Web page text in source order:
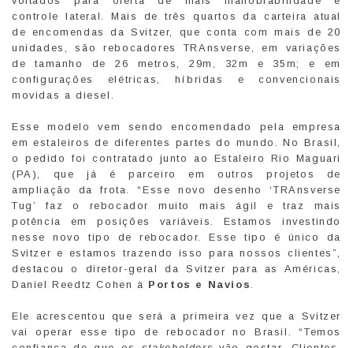
controle lateral. Mais de três quartos da carteira atual
de encomendas da Svitzer, que conta com mais de 20
unidades, são rebocadores TRAnsverse, em variações
de tamanho de 26 metros, 29m, 32m e 35m; e em
configurações elétricas, híbridas e convencionais
movidas a diesel.
Esse modelo vem sendo encomendado pela empresa
em estaleiros de diferentes partes do mundo. No Brasil,
o pedido foi contratado junto ao Estaleiro Rio Maguari
(PA), que já é parceiro em outros projetos de
ampliação da frota. “Esse novo desenho ‘TRAnsverse
Tug’ faz o rebocador muito mais ágil e traz mais
potência em posições variáveis. Estamos investindo
nesse novo tipo de rebocador. Esse tipo é único da
Svitzer e estamos trazendo isso para nossos clientes”,
destacou o diretor-geral da Svitzer para as Américas,
Daniel Reedtz Cohen à Portos e Navios.
Ele acrescentou que será a primeira vez que a Svitzer
vai operar esse tipo de rebocador no Brasil. “Temos